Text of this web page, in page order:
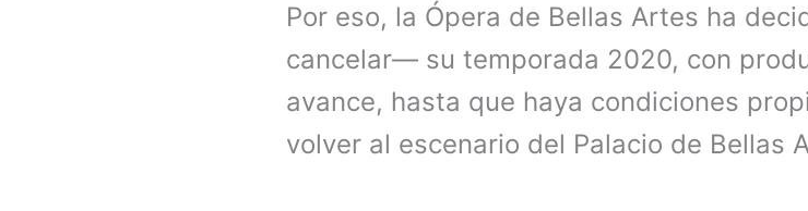
Por eso, la Ópera de Bellas Artes ha
cancelar— su temporada 2020, con
avance, hasta que haya condiciones
volver al escenario del Palacio de Bellas